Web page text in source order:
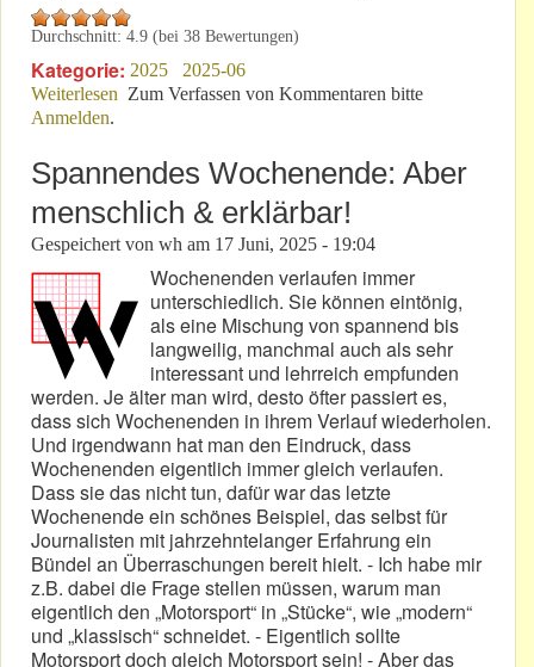
Durchschnitt: 4.9 (bei 38 Bewertungen)
Kategorie: 2025
2025-06
Weiterlesen über Hat die RLP-Landesregierung in Mainz Niveau?
Zum Verfassen von Kommentaren bitte
Anmelden.
Spannendes Wochenende: Aber
menschlich & erklärbar!
Gespeichert von wh am 17 Juni, 2025 - 19:04
Wochenenden verlaufen immer
unterschiedlich. Sie können eintönig,
als eine Mischung von spannend bis
langweilig, manchmal auch als sehr
interessant und lehrreich empfunden
werden. Je älter man wird, desto öfter passiert es,
dass sich Wochenenden in ihrem Verlauf wiederholen.
Und irgendwann hat man den Eindruck, dass
Wochenenden eigentlich immer gleich verlaufen.
Dass sie das nicht tun, dafür war das letzte
Wochenende ein schönes Beispiel, das selbst für
Journalisten mit jahrzehntelanger Erfahrung ein
Bündel an Überraschungen bereit hielt. - Ich habe mir
z.B. dabei die Frage stellen müssen, warum man
eigentlich den „Motorsport“ in „Stücke“, wie „modern“
und „klassisch“ schneidet. - Eigentlich sollte
Motorsport doch gleich Motorsport sein! - Aber das